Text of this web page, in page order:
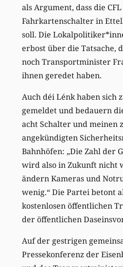
als Argument, dass die
Fahrkartenschalter in
soll. Die
erbost über die Tatsache,
noch Transportminister
ihnen geredet haben.
Auch déi Lénk haben sich
gemeldet und bedauern
acht Schalter und meinen
angekündigten
Bahnhöfen: „Die Zahl der
wird also in Zukunft nicht
ändern Kameras und
wenig.“ Die Partei betont
kostenlosen öffentlichen
der öffentlichen
Auf der gestrigen
Pressekonferenz der